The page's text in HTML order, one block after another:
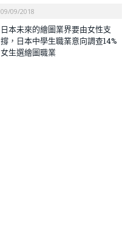
09/09/2018
日本未來的繪圖業界要由女性支
撐，日本中學生職業意向調查14%
女生選繪圖職業